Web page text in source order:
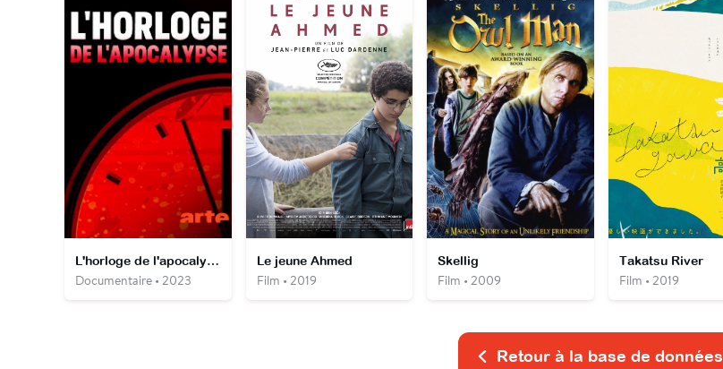
L'horloge de l'apocalypse, quelques secondes pour sauver le monde
Documentaire • 2023
Le jeune Ahmed
Film • 2019
Skellig
Film • 2009
Takatsu River
Film • 2019
Retour à la base de données